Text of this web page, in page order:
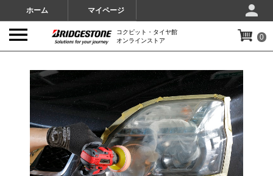
ホーム マイページ
コクピット・タイヤ館
オンラインストア
0